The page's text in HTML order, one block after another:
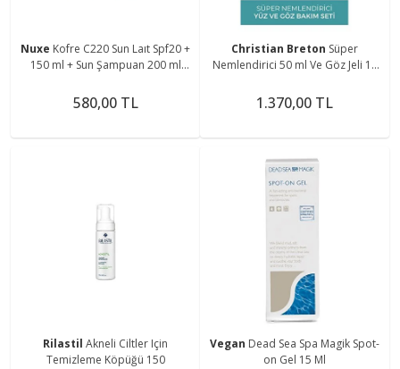
Nuxe Kofre C220 Sun Laıt Spf20 +
150 ml + Sun Şampuan 200 ml
580,00 TL
Christian Breton Süper
Nemlendirici 50 ml Ve Göz Jeli 15
1.370,00 TL
Rilastil Akneli Ciltler Için
Temizleme Köpüğü 150
Vegan Dead Sea Spa Magik Spot-
on Gel 15 Ml